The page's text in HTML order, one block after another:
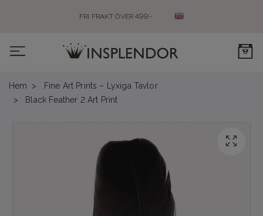
FRI FRAKT ÖVER 499:-
0
Hem
Fine Art Prints – Lyxiga Tavlor
Black Feather 2 Art Print